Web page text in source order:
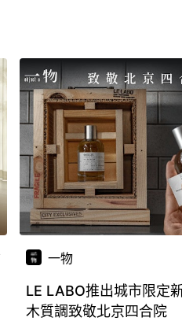
一物
LE LABO推出城市限定
木質調致敬北京四合院